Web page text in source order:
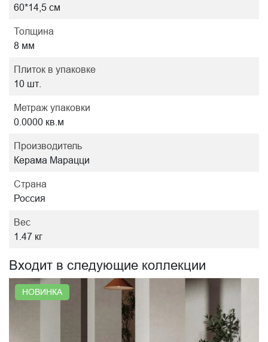
60*14,5 см
Толщина
8 мм
Плиток в упаковке
10 шт.
Метраж упаковки
0.0000 кв.м
Производитель
Керама Марацци
Страна
Россия
Вес
1.47 кг
Входит в следующие коллекции
НОВИНКА